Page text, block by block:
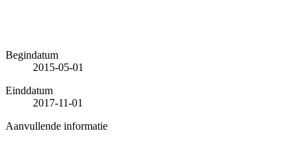
Begindatum
2015-05-01
Einddatum
2017-11-01
Aanvullende informatie